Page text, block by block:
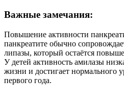
Важные замечания:
Повышение активности
панкреатите обычно
липазы, который остаётся
У детей активность амилазы
жизни и достигает нормального
первого года.